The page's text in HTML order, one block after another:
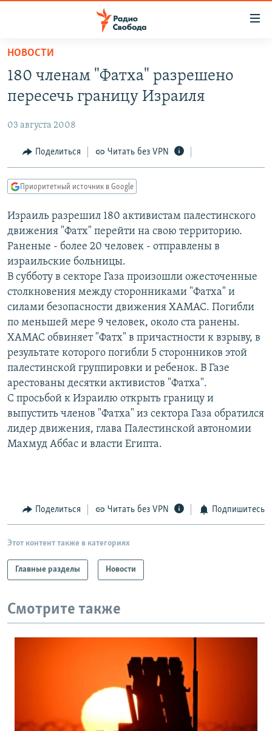
упрощенного
доступа
основному
Вернутся
главной
навигации
Вернутся
поиску
АВТОРСКИЕ ПРОЕКТЫ
ЦИТАТЫ СВОБОДЫ
МНЕНИЯ
IDEL.РЕАЛИИ
КАВКАЗ.РЕАЛИИ
СЕВЕР.РЕАЛИИ
СИБИРЬ.РЕАЛИИ
РАСПИСАНИЕ ВЕЩАНИЯ
ПОДПИШИТЕСЬ НА РАССЫЛКУ
СОЦИАЛЬНЫЕ СЕТИ
Все сайты РСЕ/РС
НОВОСТИ
180 членам "Фатха" разрешено
пересечь границу Израиля
03 августа 2008
Поделиться Читать без VPN
Приоритетный источник в Google
Израиль разрешил 180 активистам палестинского
движения "Фатх" перейти на свою территорию.
Раненые - более 20 человек - отправлены в
израильские больницы.
В субботу в секторе Газа произошли ожесточенные
столкновения между сторонниками "Фатха" и
силами безопасности движения ХАМАС. Погибли
по меньшей мере 9 человек, около ста ранены.
ХАМАС обвиняет "Фатх" в причастности к взрыву, в
результате которого погибли 5 сторонников этой
палестинской группировки и ребенок. В Газе
арестованы десятки активистов "Фатха".
С просьбой к Израилю открыть границу и
выпустить членов "Фатха" из сектора Газа обратился
лидер движения, глава Палестинской автономии
Махмуд Аббас и власти Египта.
Поделиться Читать без VPN Подпишитесь
Этот контент также в категориях
Главные разделы Новости
Смотрите также